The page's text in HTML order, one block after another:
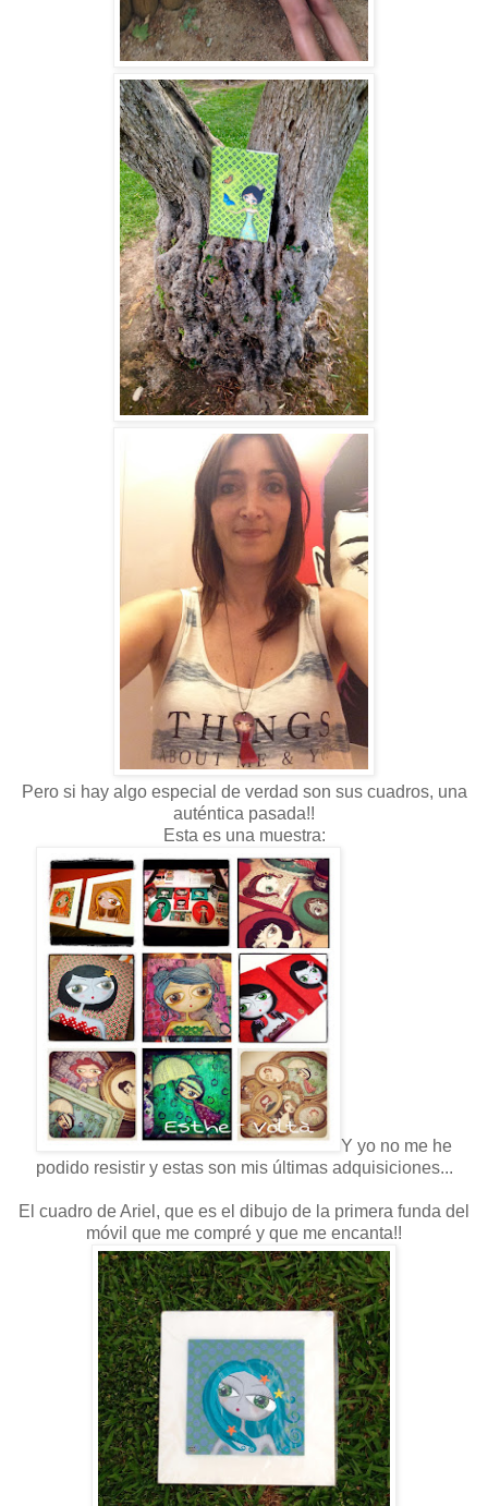
Pero si hay algo especial de verdad son sus cuadros, una
auténtica pasada!!
Esta es una muestra:
Y yo no me he
podido resistir y estas son mis últimas adquisiciones...
El cuadro de Ariel, que es el dibujo de la primera funda del
móvil que me compré y que me encanta!!